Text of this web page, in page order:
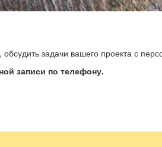
задачи вашего проекта с
записи по телефону.